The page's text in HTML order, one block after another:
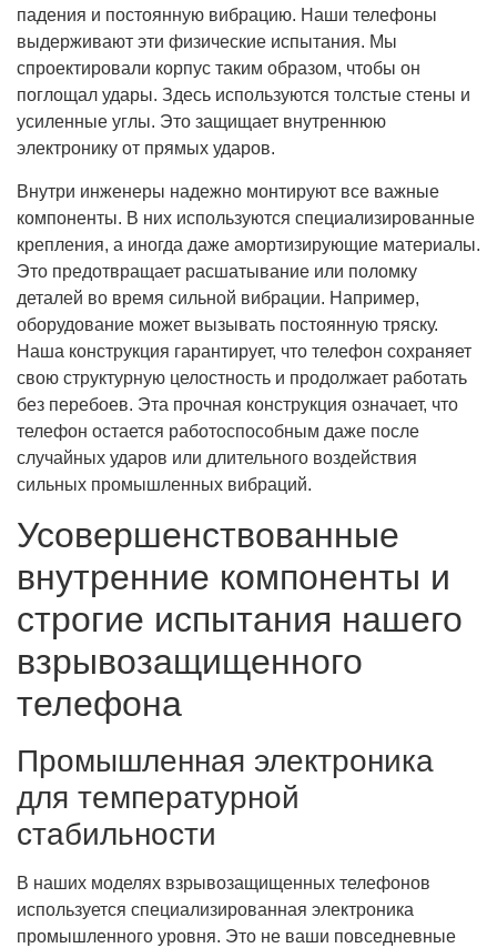
падения и постоянную вибрацию. Наши телефоны
выдерживают эти физические испытания. Мы
спроектировали корпус таким образом, чтобы он
поглощал удары. Здесь используются толстые стены и
усиленные углы. Это защищает внутреннюю
электронику от прямых ударов.
Внутри инженеры надежно монтируют все важные
компоненты. В них используются специализированные
крепления, а иногда даже амортизирующие материалы.
Это предотвращает расшатывание или поломку
деталей во время сильной вибрации. Например,
оборудование может вызывать постоянную тряску.
Наша конструкция гарантирует, что телефон сохраняет
свою структурную целостность и продолжает работать
без перебоев. Эта прочная конструкция означает, что
телефон остается работоспособным даже после
случайных ударов или длительного воздействия
сильных промышленных вибраций.
Усовершенствованные
внутренние компоненты и
строгие испытания нашего
взрывозащищенного
телефона
Промышленная электроника
для температурной
стабильности
В наших моделях взрывозащищенных телефонов
используется специализированная электроника
промышленного уровня. Это не ваши повседневные